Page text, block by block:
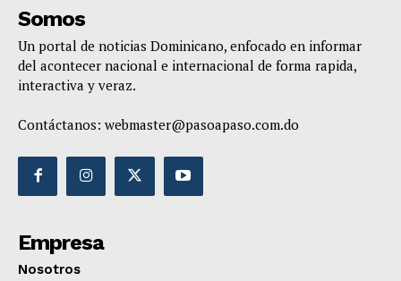
Somos
Un portal de noticias Dominicano, enfocado en informar
del acontecer nacional e internacional de forma rapida,
interactiva y veraz.
Contáctanos: webmaster@pasoapaso.com.do
Empresa
Nosotros